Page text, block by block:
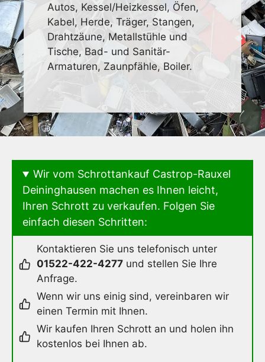
Autos, Kessel/Heizkessel, Öfen,
Kabel, Herde, Träger, Stangen,
Drahtzäune, Metallstühle und
Tische, Bad- und Sanitär-
Armaturen, Zaunpfähle, Boiler.
Wir vom Schrottankauf Castrop-Rauxel
Deininghausen machen es Ihnen leicht,
Ihren Schrott zu verkaufen. Folgen Sie
einfach diesen Schritten:
Kontaktieren Sie uns telefonisch unter
01522-422-4277 und stellen Sie Ihre
Anfrage.
Wenn wir uns einig sind, vereinbaren wir
einen Termin mit Ihnen.
Wir kaufen Ihren Schrott an und holen ihn
kostenlos bei Ihnen ab.